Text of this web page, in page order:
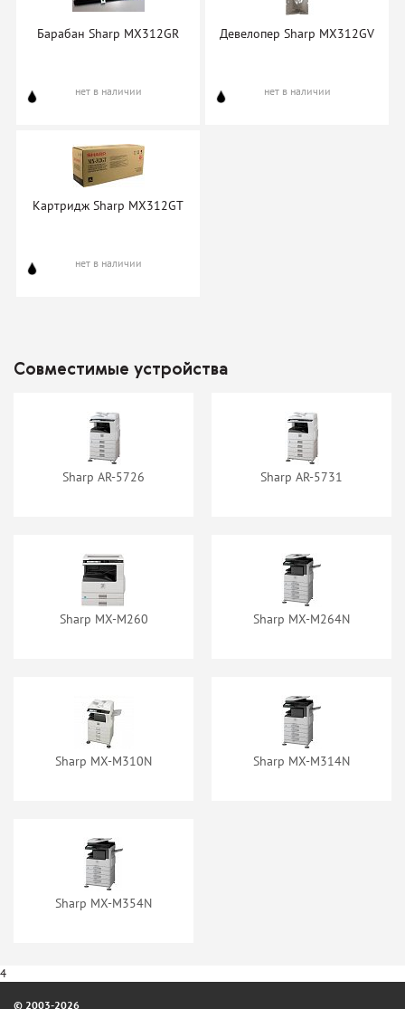
нет в наличии нет в наличии
Картридж TrendArt MX-
312GT
нет в наличии
Барабан Sharp MX312GR
нет в наличии
Девелопер Sharp MX312GV
нет в наличии
Картридж Sharp MX312GT
нет в наличии
Совместимые устройства
Sharp AR-5726 Sharp AR-5731
Sharp MX-M260 Sharp MX-M264N
Sharp MX-M310N Sharp MX-M314N
Sharp MX-M354N
4
© 2003-2026